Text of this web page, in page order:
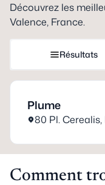
Découvrez les
Valence, France.
Résultats
Plume
80 Pl. Cerealis,
Comment